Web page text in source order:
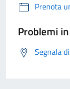
Prenota
Problemi
Segnala